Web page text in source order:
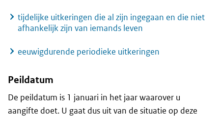
tijdelijke uitkeringen die al zijn ingegaan en die niet
afhankelijk zijn van iemands leven
eeuwigdurende periodieke uitkeringen
Peildatum
De peildatum is 1 januari in het jaar waarover u
aangifte doet. U gaat dus uit van de situatie op deze